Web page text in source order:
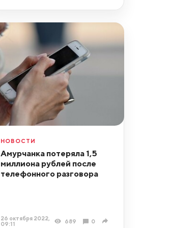
НОВОСТИ
Амурчанка потеряла 1,5
миллиона рублей после
телефонного разговора
26 октября 2022,
09:11
689 0